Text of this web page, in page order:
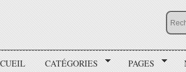
CATÉGORIES PAGES